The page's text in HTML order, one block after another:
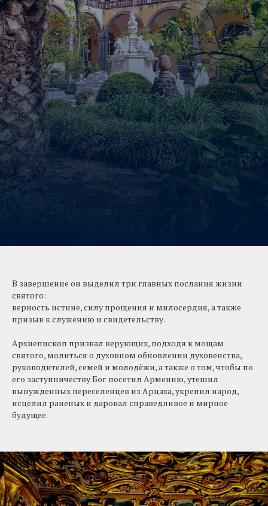
В завершение он выделил три главных послания жизни
святого:
верность истине, силу прощения и милосердия, а также
призыв к служению и свидетельству.
Архиепископ призвал верующих, подходя к мощам
святого, молиться о духовном обновлении духовенства,
руководителей, семей и молодёжи, а также о том, чтобы по
его заступничеству Бог посетил Армению, утешил
вынужденных переселенцев из Арцаха, укрепил народ,
исцелил раненых и даровал справедливое и мирное
будущее.